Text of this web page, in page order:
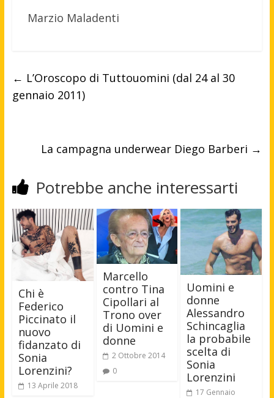
Marzio Maladenti
← L’Oroscopo di Tuttouomini (dal 24 al 30
gennaio 2011)
La campagna underwear Diego Barberi →
Potrebbe anche interessarti
Chi è
Federico
Piccinato il
nuovo
fidanzato di
Sonia
Lorenzini?
13 Aprile 2018
Marcello
contro Tina
Cipollari al
Trono over
di Uomini e
donne
2 Ottobre 2014
0
Uomini e
donne
Alessandro
Schincaglia
la probabile
scelta di
Sonia
Lorenzini
17 Gennaio